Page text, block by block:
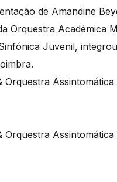
de Amandine
Orquestra Académica
Juvenil,